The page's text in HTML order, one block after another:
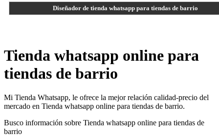
Diseñador de tienda whatsapp para tiendas de barrio
Tienda whatsapp online para
tiendas de barrio
Mi Tienda Whatsapp, le ofrece la mejor relación calidad-precio del
mercado en Tienda whatsapp online para tiendas de barrio.
Busco información sobre Tienda whatsapp online para tiendas de
barrio